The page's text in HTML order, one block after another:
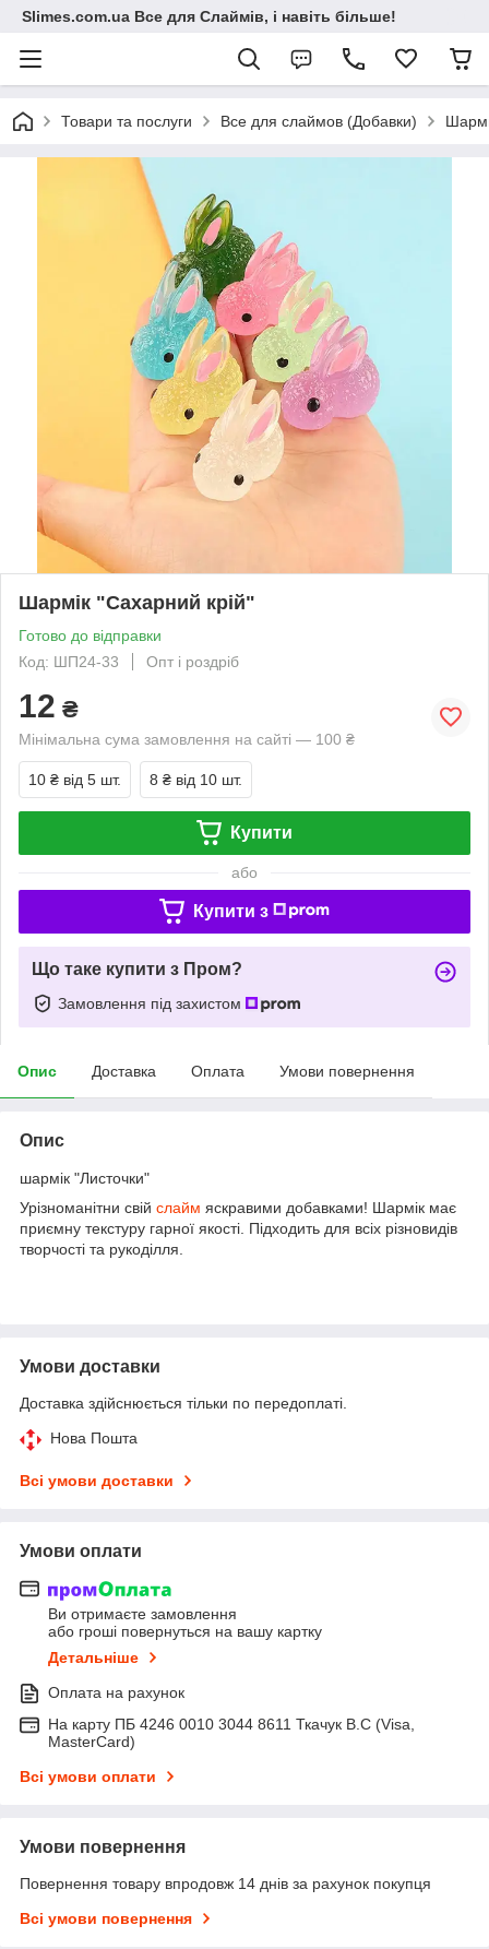
Slimes.com.ua Все для Слаймів, і навіть більше!
Товари та послуги Все для слаймов (Добавки)
Шармік "Сахарний крій"
Готово до відправки
Код: ШП24-33
Опт і роздріб
12 ₴
Мінімальна сума замовлення на сайті — 100 ₴
10 ₴ від 5 шт. 8 ₴ від 10 шт.
Купити
або
Купити з
Що таке купити з Пром?
Замовлення під захистом
Опис Доставка Оплата Умови повернення
Опис
шармік "Листочки"
Урізноманітни свій слайм яскравими добавками! Шармік має
приємну текстуру гарної якості. Підходить для всіх різновидів
творчості та рукоділля.
Умови доставки
Доставка здійснюється тільки по передоплаті.
Нова Пошта
Всі умови доставки
Умови оплати
Ви отримаєте замовлення
або гроші повернуться на вашу картку
Детальніше
Оплата на рахунок
На карту ПБ 4246 0010 3044 8611 Ткачук В.С (Visa,
MasterCard)
Всі умови оплати
Умови повернення
Повернення товару впродовж 14 днів за рахунок покупця
Всі умови повернення